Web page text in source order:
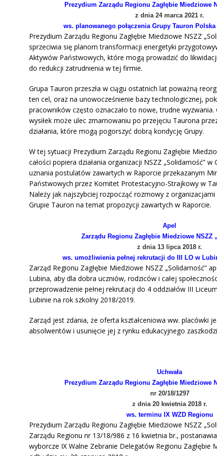
Prezydium Zarządu Regionu Zagłębie Miedziowe
z dnia 24 marca 2021 r.
ws. planowanego połączenia Grupy Tauron
Prezydium Zarządu Regionu Zagłębie Miedziowe NSZZ
sprzeciwia się planom transformacji energetyki
Aktywów Państwowych, które mogą prowadzić do
do redukcji zatrudnienia w tej firmie.
Grupa Tauron przeszła w ciągu ostatnich lat poważną
ten cel, oraz na unowocześnienie bazy technologicznej,
pracowników często oznaczało to nowe, trudne wyzwania.
wysiłek może ulec zmarnowaniu po przejęciu Taurona
działania, które mogą pogorszyć dobrą kondycję Grupy.
W tej sytuacji Prezydium Zarządu Regionu Zagłębie
całości popiera działania organizacji NSZZ „Solidarność”
uznania postulatów zawartych w Raporcie przekazanym
Państwowych przez Komitet Protestacyjno-Strajkowy w
Należy jak najszybciej rozpocząć rozmowy z organizacjami
Grupie Tauron na temat propozycji zawartych w Raporcie.
Apel
Zarządu Regionu Zagłębie Miedziowe NSZZ
z dnia 13 lipca 2018 r.
ws. umożliwienia pełnej rekrutacji do III LO w
Zarząd Regionu Zagłębie Miedziowe NSZZ „Solidarność”
Lubina, aby dla dobra uczniów, rodziców i całej
przeprowadzenie pełnej rekrutacji do 4 oddziałów III
Lubinie na rok szkolny 2018/2019.
Zarząd jest zdania, że oferta kształceniowa ww. placówki
absolwentów i usunięcie jej z rynku edukacyjnego
Uchwała
Prezydium Zarządu Regionu Zagłębie Miedziowe
nr 20/18/1297
z dnia 20 kwietnia 2018 r.
ws. terminu IX WZD Regionu
Prezydium Zarządu Regionu Zagłębie Miedziowe NSZZ
Zarządu Regionu nr 13/18/986 z 16 kwietnia br.,
wyborcze IX Walne Zebranie Delegatów Regionu Zagłębie